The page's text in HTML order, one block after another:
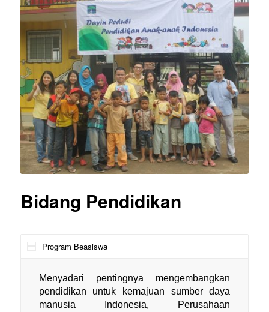
Bidang Pendidikan
Program Beasiswa
Menyadari pentingnya mengembangkan
pendidikan untuk kemajuan sumber daya
manusia Indonesia, Perusahaan